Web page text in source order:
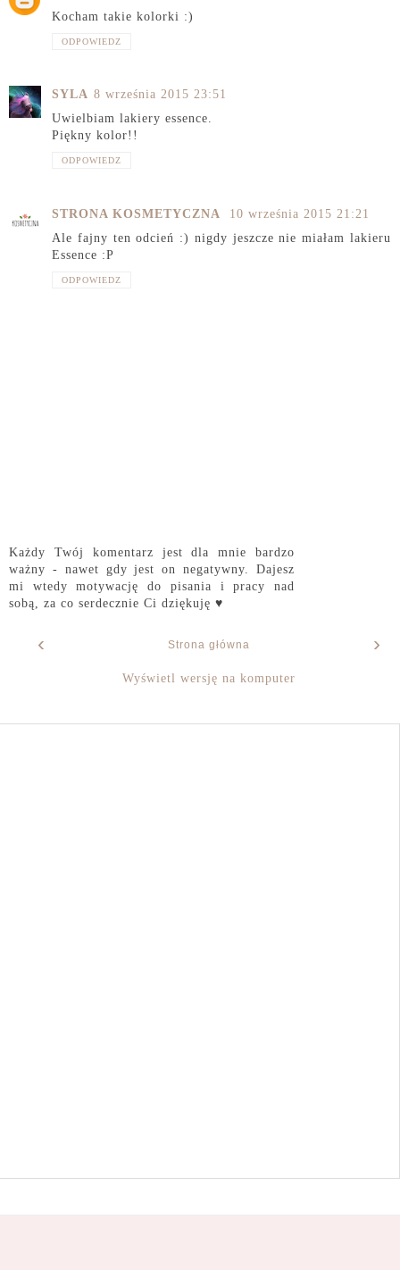
Kocham takie kolorki :)
ODPOWIEDZ
SYLA 8 września 2015 23:51
Uwielbiam lakiery essence.
Piękny kolor!!
ODPOWIEDZ
STRONA KOSMETYCZNA
10 września 2015 21:21
Ale fajny ten odcień :) nigdy jeszcze nie miałam lakieru
Essence :P
ODPOWIEDZ
Każdy Twój komentarz jest dla mnie bardzo
ważny - nawet gdy jest on negatywny. Dajesz
mi wtedy motywację do pisania i pracy nad
sobą, za co serdecznie Ci dziękuję ♥
‹ ›
Strona główna
Wyświetl wersję na komputer